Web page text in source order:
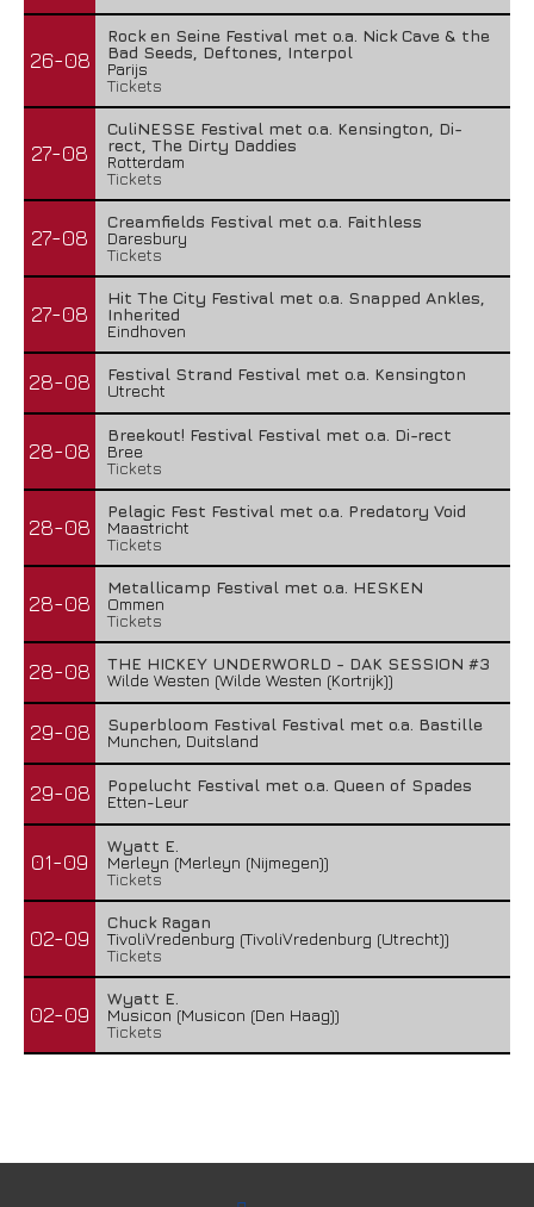
26-08
Rock en Seine Festival met o.a. Nick Cave & the
Bad Seeds, Deftones, Interpol
Parijs
Tickets
27-08
CuliNESSE Festival met o.a. Kensington, Di-
rect, The Dirty Daddies
Rotterdam
Tickets
27-08
Creamfields Festival met o.a. Faithless
Daresbury
Tickets
27-08
Hit The City Festival met o.a. Snapped Ankles,
Inherited
Eindhoven
28-08
Festival Strand Festival met o.a. Kensington
Utrecht
28-08
Breekout! Festival Festival met o.a. Di-rect
Bree
Tickets
28-08
Pelagic Fest Festival met o.a. Predatory Void
Maastricht
Tickets
28-08
Metallicamp Festival met o.a. HESKEN
Ommen
Tickets
28-08
THE HICKEY UNDERWORLD - DAK SESSION #3
Wilde Westen (Wilde Westen (Kortrijk))
29-08
Superbloom Festival Festival met o.a. Bastille
Munchen, Duitsland
29-08
Popelucht Festival met o.a. Queen of Spades
Etten-Leur
01-09
Wyatt E.
Merleyn (Merleyn (Nijmegen))
Tickets
02-09
Chuck Ragan
TivoliVredenburg (TivoliVredenburg (Utrecht))
Tickets
02-09
Wyatt E.
Musicon (Musicon (Den Haag))
Tickets